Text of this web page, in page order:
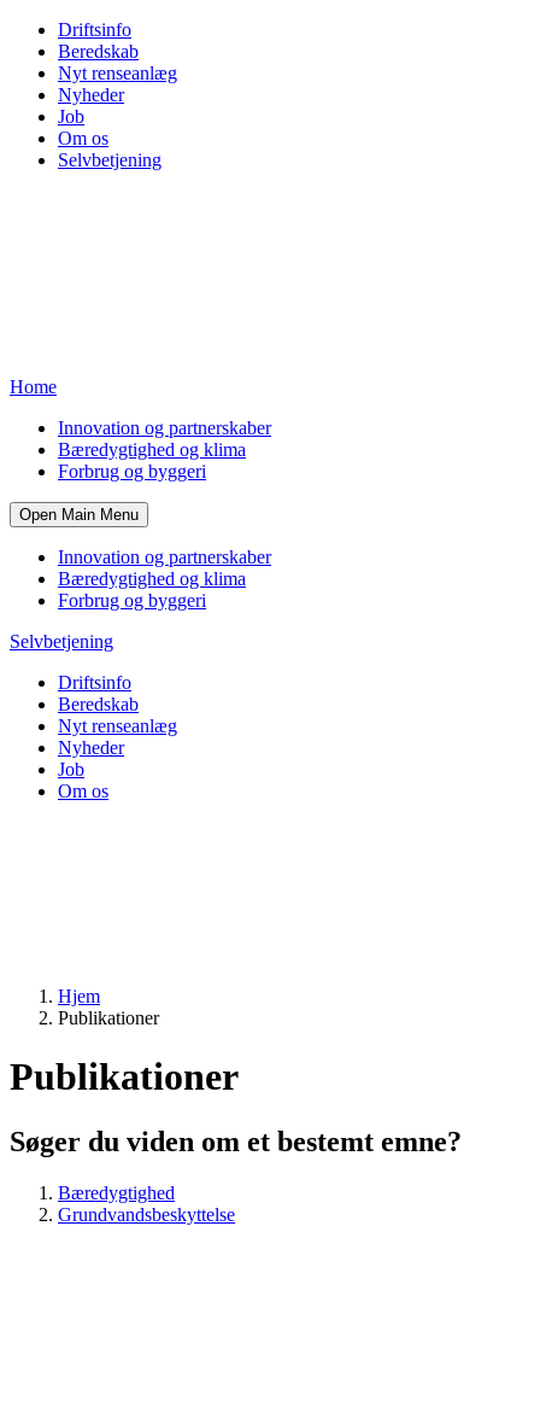
Driftsinfo
Beredskab
Nyt renseanlæg
Nyheder
Job
Om os
Selvbetjening
Home
Innovation og partnerskaber
Bæredygtighed og klima
Forbrug og byggeri
Open Main Menu
Innovation og partnerskaber
Bæredygtighed og klima
Forbrug og byggeri
Selvbetjening
Driftsinfo
Beredskab
Nyt renseanlæg
Nyheder
Job
Om os
Hjem
Publikationer
Publikationer
Søger du viden om et bestemt emne?
Bæredygtighed
Grundvandsbeskyttelse